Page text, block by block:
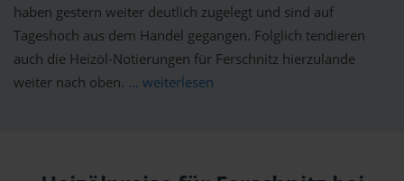
haben gestern weiter deutlich zugelegt und sind auf
Tageshoch aus dem Handel gegangen. Folglich tendieren
auch die Heizöl-Notierungen für Ferschnitz hierzulande
weiter nach oben. ... weiterlesen